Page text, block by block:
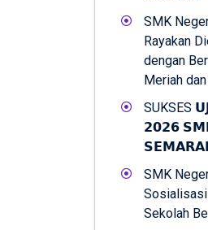
SMK
Rayakan
dengan
Meriah
SUKSES
𝟮𝟬𝟮𝟲
SMK
Sekolah